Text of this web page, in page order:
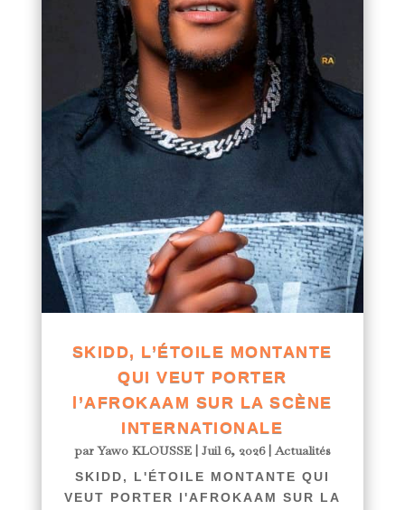
SKIDD, L’ÉTOILE MONTANTE
QUI VEUT PORTER
l’AFROKAAM SUR LA SCÈNE
INTERNATIONALE
parYawo KLOUSSE| Juil 6, 2026|Actualités
SKIDD, L'ÉTOILE MONTANTE QUI
VEUT PORTER l'AFROKAAM SUR LA